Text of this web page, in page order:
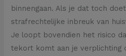
binnengaan. Als je dat toch
strafrechtelijke inbreuk van
Je loopt bovendien het risico
tekort komt aan je verplichting